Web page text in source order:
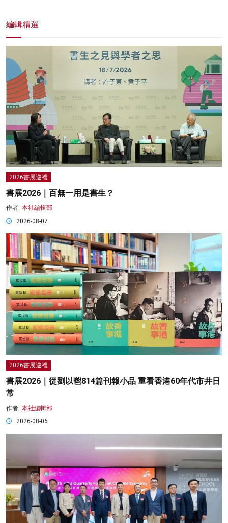
編輯精選
2026書展巡禮
書展2026｜百無一用是書生？
作者: 本社編輯部
2026-08-07
2026書展巡禮
書展2026｜從劉以鬯814篇刊報小品 重看香港60年代市井日
常
作者: 本社編輯部
2026-08-06